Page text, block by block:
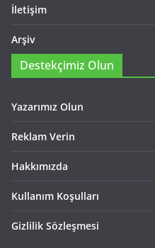
İletişim
Arşiv
Destekçimiz Olun
Yazarımız Olun
Reklam Verin
Hakkımızda
Kullanım Koşulları
Gizlilik Sözleşmesi